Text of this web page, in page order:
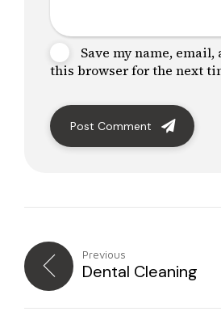
Save my name,
this browser for the next
Post Comment
Previous
Dental Cleaning